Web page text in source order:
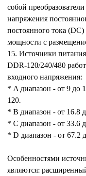
собой преобразователи
напряжения
постоянного тока (DC)
мощности с
15. Источники питания
DDR-120/240/480
входного напряжения:
* A диапазон - от 9 до
120.
* B диапазон - от 16.8
* C диапазон - от 33.6
* D диапазон - от 67.2
Особенностями
являются: